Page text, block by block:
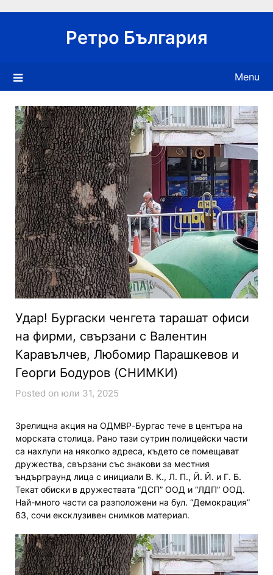
Ретро България
Menu
Удар! Бургаски ченгета тарашат офиси
на фирми, свързани с Валентин
Каравълчев, Любомир Парашкевов и
Георги Бодуров (СНИМКИ)
Posted on юли 31, 2025
Зрелищна акция на ОДМВР-Бургас тече в центъра на
морската столица. Рано тази сутрин полицейски части
са нахлули на няколко адреса, където се помещават
дружества, свързани със знакови за местния
ъндърграунд лица с инициали В. К., Л. П., Й. Й. и Г. Б.
Текат обиски в дружествата “ДСП” ООД и “ЛДП” ООД.
Най-много части са разположени на бул. “Демокрация”
63, сочи ексклузивен снимков материал.